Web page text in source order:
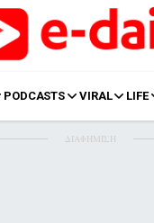
PODCASTS VIRAL LIFE
ΔΙΑΦΗΜΙΣΗ